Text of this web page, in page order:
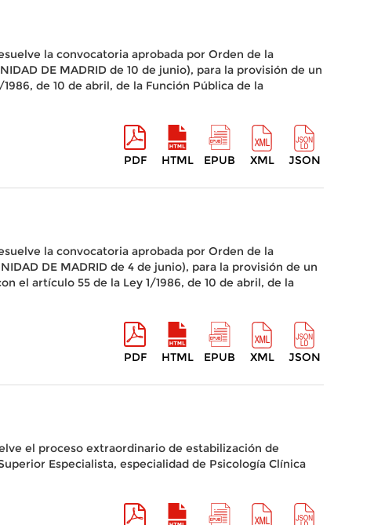
la convocatoria aprobada por Orden de la
DE MADRID de 10 de junio), para la provisión de un
de 10 de abril, de la Función Pública de la
PDF HTML EPUB XML JSON
la convocatoria aprobada por Orden de la
DE MADRID de 4 de junio), para la provisión de un
el artículo 55 de la Ley 1/1986, de 10 de abril, de la
PDF HTML EPUB XML JSON
el proceso extraordinario de estabilización de
Especialista, especialidad de Psicología Clínica